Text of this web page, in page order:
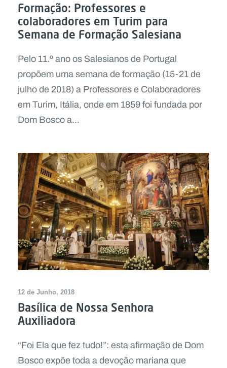
Formação: Professores e
colaboradores em Turim para
Semana de Formação Salesiana
Pelo 11.º ano os Salesianos de Portugal
propõem uma semana de formação (15-21 de
julho de 2018) a Professores e Colaboradores
em Turim, Itália, onde em 1859 foi fundada por
Dom Bosco a...
12 de Junho, 2018
Basílica de Nossa Senhora
Auxiliadora
“Foi Ela que fez tudo!”: esta afirmação de Dom
Bosco expõe toda a devoção mariana que